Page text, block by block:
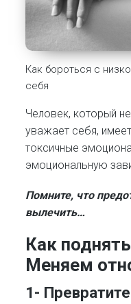
Как бороться с
себя
Человек, который
уважает себя,
токсичные
эмоциональную
Помните, что
вылечить…
Как
Меняем
1-